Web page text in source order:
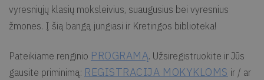
vyresniųjų klasių moksleivius, suaugusius bei vyresnius
žmones. Į šią bangą jungiasi ir Kretingos biblioteka!
Pateikiame renginio PROGRAMĄ. Užsiregistruokite ir Jūs
gausite priminimą: REGISTRACIJA MOKYKLOMS ir / ar